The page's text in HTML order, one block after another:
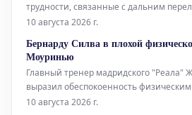
трудности, связанные с дальним
частного самолета Airbus A340, клуб
еды во время перелета, который
Международном аэропорту
10 августа 2026 г.
Бернарду Силва в плохой
Моуринью
Главный тренер мадридского "Реала"
выразил обеспокоенность
команды Бернарду Силвы, заявив, что
10 августа 2026 г.